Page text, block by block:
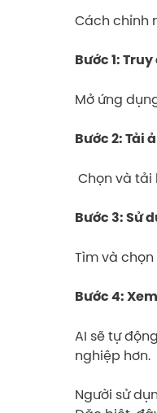
Cách chỉnh
Bước 1:
Mở ứng
Bước 2: Tải
Chọn và tải
Bước 3: Sử
Tìm và
Bước 4:
AI sẽ tự
nghiệp hơn.
Người sử